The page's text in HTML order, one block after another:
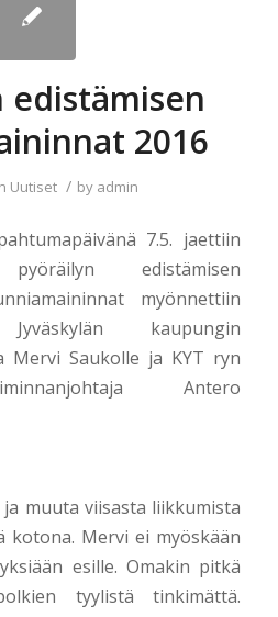
edistämisen
2016
Uutiset / by admin
7.5. jaettiin
edistämisen
myönnettiin
kaupungin
Mervi Saukolle ja KYT ryn
Antero
muuta viisasta liikkumista
kotona. Mervi ei myöskään
esille. Omakin pitkä
tyylistä tinkimättä.